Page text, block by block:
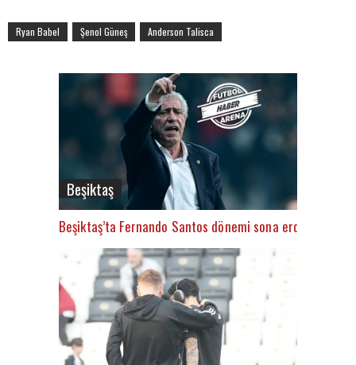
Ryan Babel Şenol Güneş Anderson Talisca
Beşiktaş
Beşiktaş’ta Fernando Santos dönemi sona erdi